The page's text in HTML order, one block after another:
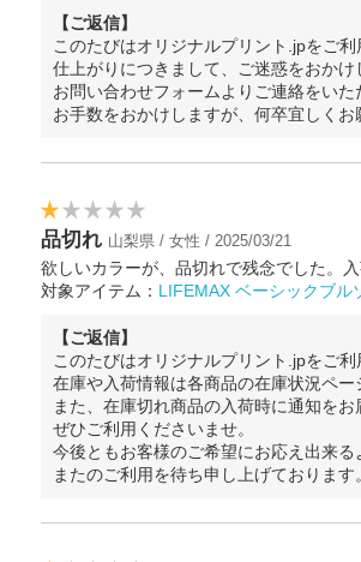
【ご返信】
このたびはオリジナルプリント.jpをご
仕上がりにつきまして、ご迷惑をおかけ
お問い合わせフォームよりご連絡をい
お手数をおかけしますが、何卒宜しくお
品切れ 山梨県 / 女性 / 2025/03/21
欲しいカラーが、品切れで残念でした。
対象アイテム： LIFEMAX ベーシックブル
【ご返信】
このたびはオリジナルプリント.jpをご
在庫や入荷情報は各商品の在庫状況ペー
また、在庫切れ商品の入荷時に通知をお
ぜひご利用くださいませ。
今後ともお客様のご希望にお応え出来る
またのご利用を待ち申し上げております。